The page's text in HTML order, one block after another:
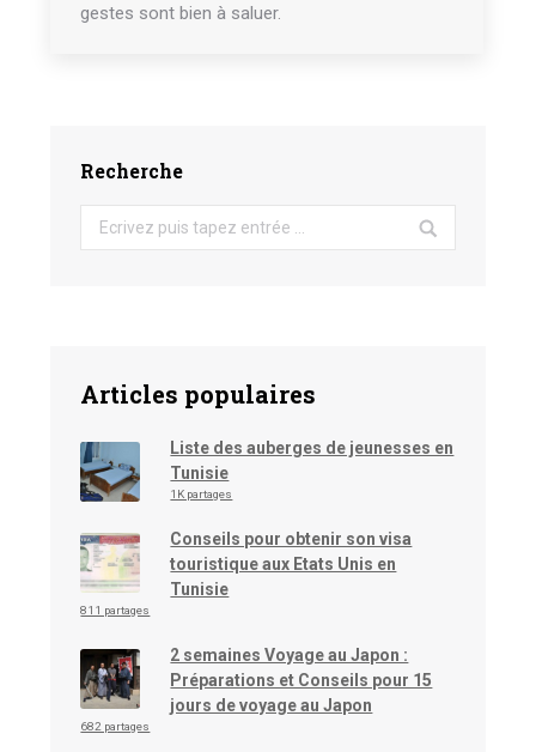
gestes sont bien à saluer.
Recherche
Search:
Articles populaires
Liste des auberges de jeunesses en
Tunisie
1K partages
Conseils pour obtenir son visa
touristique aux Etats Unis en
Tunisie
811 partages
2 semaines Voyage au Japon :
Préparations et Conseils pour 15
jours de voyage au Japon
682 partages